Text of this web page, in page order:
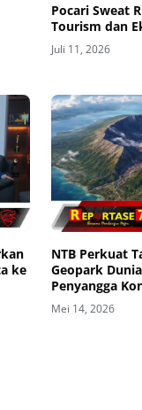
Pocari Sweat
Tourism dan
Juli 11, 2026
ke
NTB Perkuat
Geopark
Penyangga
Mei 14, 2026